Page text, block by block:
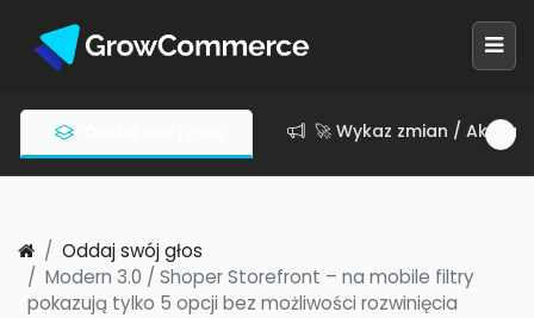
🚀 Wykaz zmian /
Oddaj swój głos
Modern 3.0 / Shoper Storefront – na mobile filtry
pokazują tylko 5 opcji bez możliwości rozwinięcia